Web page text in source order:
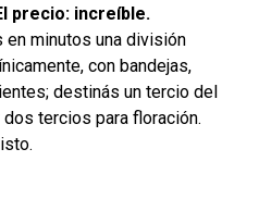
precio: increíble.
en minutos una división
con bandejas,
destinás un tercio del
tercios para floración.